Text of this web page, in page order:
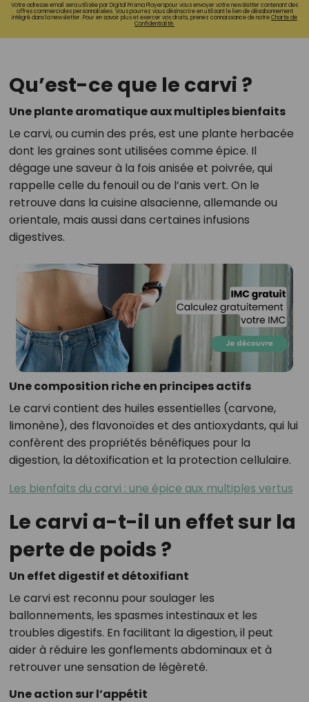
Votre adresse email sera utilisée par Digital Prisma Playerspour vous envoyer votre newsletter contenant des
offres commerciales personnalisées. Vous pourrez vous désinscrire en utilisant le lien de désabonnement
intégré dans la newsletter. Pour en savoir plus et exercer vos droits, prenez connaissance de notreCharte de
Confidentialité.
Qu’est-ce que le carvi ?
Une plante aromatique aux multiples bienfaits
Le carvi, ou cumin des prés, est une plante herbacée
dont les graines sont utilisées comme épice. Il
dégage une saveur à la fois anisée et poivrée, qui
rappelle celle du fenouil ou de l’anis vert. On le
retrouve dans la cuisine alsacienne, allemande ou
orientale, mais aussi dans certaines infusions
digestives.
Une composition riche en principes actifs
Le carvi contient des huiles essentielles (carvone,
limonène), des flavonoïdes et des antioxydants, qui lui
confèrent des propriétés bénéfiques pour la
digestion, la détoxification et la protection cellulaire.
Les bienfaits du carvi : une épice aux multiples vertus
Le carvi a-t-il un effet sur la
perte de poids ?
Un effet digestif et détoxifiant
Le carvi est reconnu pour soulager les
ballonnements, les spasmes intestinaux et les
troubles digestifs. En facilitant la digestion, il peut
aider à réduire les gonflements abdominaux et à
retrouver une sensation de légèreté.
Une action sur l’appétit